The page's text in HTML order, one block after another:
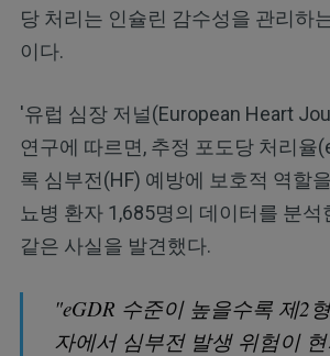
당 처리는 인슐린 감수성을 관리하
이다.
'유럽 심장 저널(European Heart
연구에 따르면, 추정 포도당 처리율
록 심부전(HF) 예방에 보호적 역할
뇨병 환자 1,685명의 데이터를 분석
같은 사실을 발견했다.
"eGDR 수준이 높을수록 제2
자에서 심부전 발생 위험이